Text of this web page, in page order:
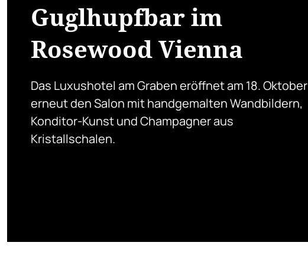
Guglhupfbar im
Rosewood Vienna
Das Luxushotel am Graben eröffnet am 18. Oktober
erneut den Salon mit handgemalten Wandbildern,
Konditor-Kunst und Champagner aus
Kristallschalen.